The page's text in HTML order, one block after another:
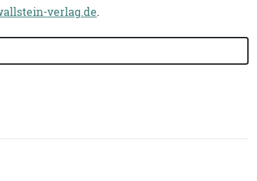
verlag.de.